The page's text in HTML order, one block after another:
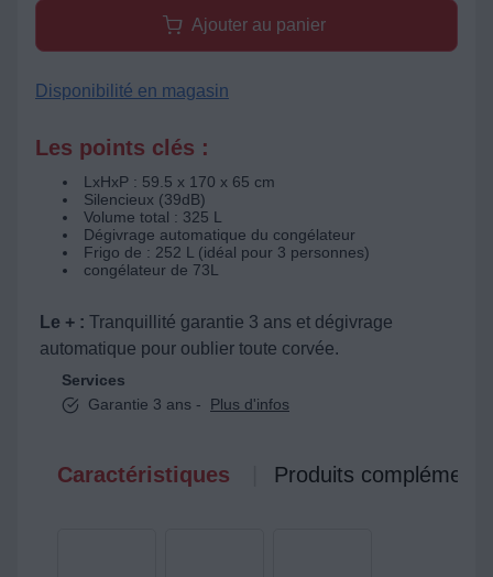
Ajouter au panier
Disponibilité en magasin
Les points clés :
LxHxP : 59.5 x 170 x 65 cm
Silencieux (39dB)
Volume total : 325 L
Dégivrage automatique du congélateur
Frigo de : 252 L (idéal pour 3 personnes)
congélateur de 73L
Le + : Tranquillité garantie 3 ans et dégivrage
automatique pour oublier toute corvée.
Services
Garantie 3 ans -
Plus d'infos
Caractéristiques Produits